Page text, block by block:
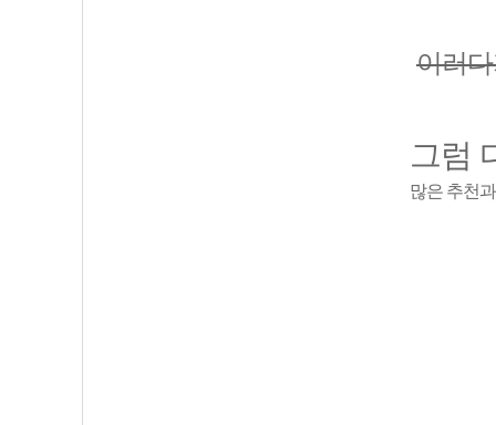
이러
그럼
많은 추천